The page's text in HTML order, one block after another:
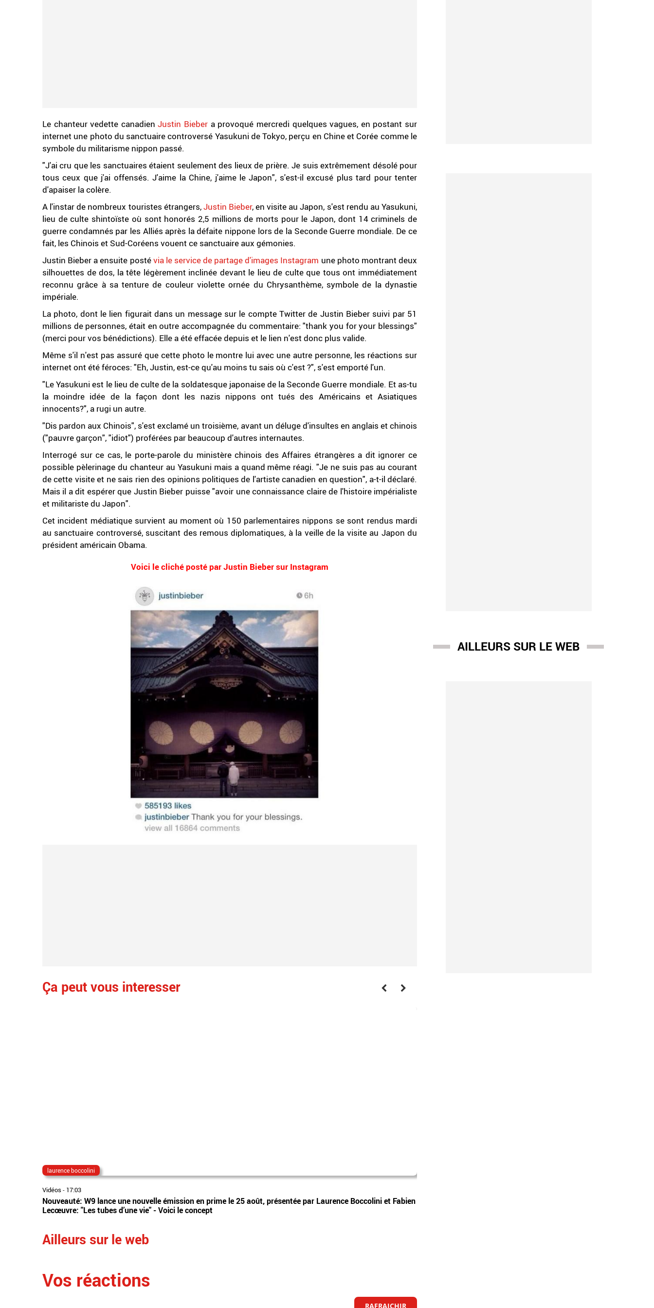
Le chanteur vedette canadienJustin Bieber a provoqué mercredi quelques vagues, en postant sur
internet une photo du sanctuaire controversé Yasukuni de Tokyo, perçu en Chine et Corée comme le
symbole du militarisme nippon passé.
"J'ai cru que les sanctuaires étaient seulement des lieux de prière. Je suis extrêmement désolé pour
tous ceux que j'ai offensés. J'aime la Chine, j'aime le Japon", s'est-il excusé plus tard pour tenter
d'apaiser la colère.
A l'instar de nombreux touristes étrangers,Justin Bieber, en visite au Japon, s'est rendu au Yasukuni,
lieu de culte shintoïste où sont honorés 2,5 millions de morts pour le Japon, dont 14 criminels de
guerre condamnés par les Alliés après la défaite nippone lors de la Seconde Guerre mondiale. De ce
fait, les Chinois et Sud-Coréens vouent ce sanctuaire aux gémonies.
Justin Bieber a ensuite postévia le service de partage d'images Instagram une photo montrant deux
silhouettes de dos, la tête légèrement inclinée devant le lieu de culte que tous ont immédiatement
reconnu grâce à sa tenture de couleur violette ornée du Chrysanthème, symbole de la dynastie
impériale.
La photo, dont le lien figurait dans un message sur le compte Twitter de Justin Bieber suivi par 51
millions de personnes, était en outre accompagnée du commentaire: "thank you for your blessings"
(merci pour vos bénédictions). Elle a été effacée depuis et le lien n'est donc plus valide.
Même s'il n'est pas assuré que cette photo le montre lui avec une autre personne, les réactions sur
internet ont été féroces: "Eh, Justin, est-ce qu'au moins tu sais où c'est ?", s'est emporté l'un.
"Le Yasukuni est le lieu de culte de la soldatesque japonaise de la Seconde Guerre mondiale. Et as-tu
la moindre idée de la façon dont les nazis nippons ont tués des Américains et Asiatiques
innocents?", a rugi un autre.
"Dis pardon aux Chinois", s'est exclamé un troisième, avant un déluge d'insultes en anglais et chinois
("pauvre garçon", "idiot") proférées par beaucoup d'autres internautes.
Interrogé sur ce cas, le porte-parole du ministère chinois des Affaires étrangères a dit ignorer ce
possible pèlerinage du chanteur au Yasukuni mais a quand même réagi. "Je ne suis pas au courant
de cette visite et ne sais rien des opinions politiques de l'artiste canadien en question", a-t-il déclaré.
Mais il a dit espérer que Justin Bieber puisse "avoir une connaissance claire de l'histoire impérialiste
et militariste du Japon".
Cet incident médiatique survient au moment où 150 parlementaires nippons se sont rendus mardi
au sanctuaire controversé, suscitant des remous diplomatiques, à la veille de la visite au Japon du
président américain Obama.
Voici le cliché posté par Justin Bieber sur Instagram
Ça peut vous interesser
laurence boccolini
Vidéos - 17:03
Nouveauté: W9 lance une nouvelle émission en prime le 25 août, présentée par Laurence Boccolini et Fabien
Lecœuvre: "Les tubes d’une vie" - Voici le concept
Ailleurs sur le web
Vos réactions
RAFRAICHIR
AILLEURS SUR LE WEB